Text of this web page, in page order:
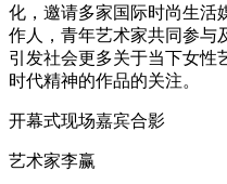
化，邀请多家国际时尚生活
作人，青年艺术家共同参与
引发社会更多关于当下女性
时代精神的作品的关注。
开幕式现场嘉宾合影
艺术家李赢